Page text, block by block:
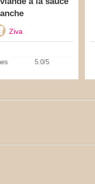
Ziva
5.0/5